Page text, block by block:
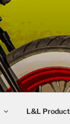
L&L